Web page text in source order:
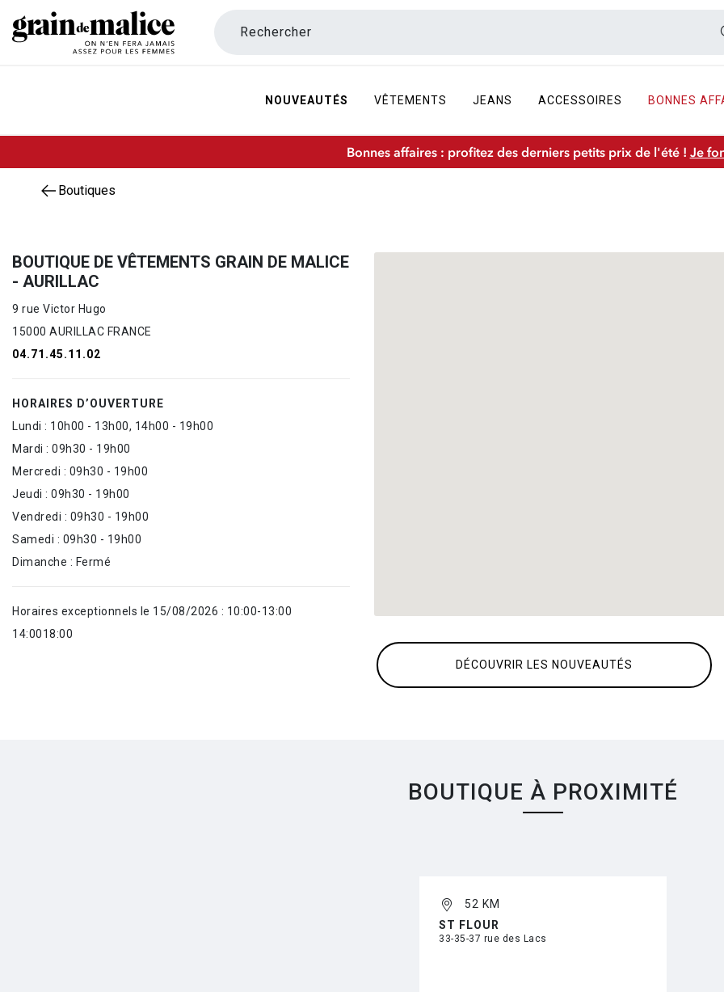
Rechercher
NOUVEAUTÉS VÊTEMENTS JEANS ACCESSOIRES BONNES
Bonnes affaires : profitez des derniers petits prix de l'été ! Je
Boutiques
BOUTIQUE DE VÊTEMENTS GRAIN DE MALICE
- AURILLAC
9 rue Victor Hugo
15000 AURILLAC FRANCE
04.71.45.11.02
HORAIRES D’OUVERTURE
Lundi : 10h00 - 13h00, 14h00 - 19h00
Mardi : 09h30 - 19h00
Mercredi : 09h30 - 19h00
Jeudi : 09h30 - 19h00
Vendredi : 09h30 - 19h00
Samedi : 09h30 - 19h00
Dimanche : Fermé
Horaires exceptionnels le 15/08/2026 : 10:00-13:00
14:0018:00
DÉCOUVRIR LES NOUVEAUTÉS
BOUTIQUE À PROXIMITÉ
52 KM
ST FLOUR
33-35-37 rue des Lacs